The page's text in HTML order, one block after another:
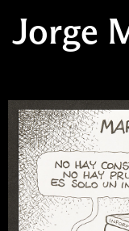
Jorge